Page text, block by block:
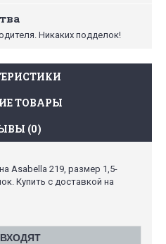
Никаких подделок!
ТОВАРЫ
(0)
Asabella 219, размер 1,5-
Купить с доставкой на